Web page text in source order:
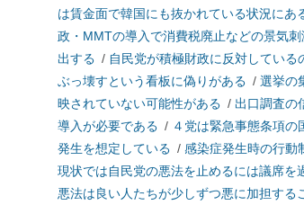
は賃金面で韓国にも抜かれている状況にあ
政・MMTの導入で消費税廃止などの景気
出する / 自民党が積極財政に反対してい
ぶっ壊すという看板に偽りがある / 選挙の
映されていない可能性がある / 出口調査の
導入が必要である / ４党は緊急事態条項
発生を想定している / 感染症発生時の行動
現状では自民党の悪法を止めるには議席を
悪法は良い人たちが少しずつ悪に加担する